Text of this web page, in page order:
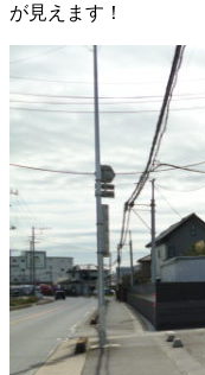
が見えます！